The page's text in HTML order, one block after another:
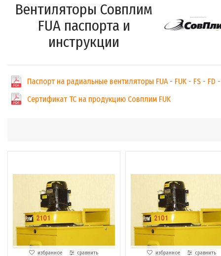
Вентиляторы Совплим
FUA паспорта и
инструкции
Паспорт на радиальные вентиляторы FUA - FUK - FS - FD -
Сертификат ТС на продукцию Совплим FUK
избранное сравнить избранное сравнить